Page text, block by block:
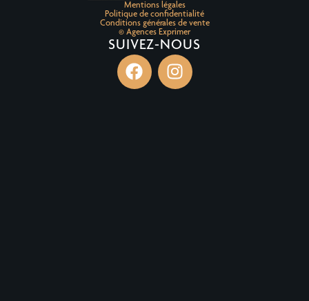
Mentions légales
Politique de confidentialité
Conditions générales de vente
© Agences Exprimer
SUIVEZ-NOUS